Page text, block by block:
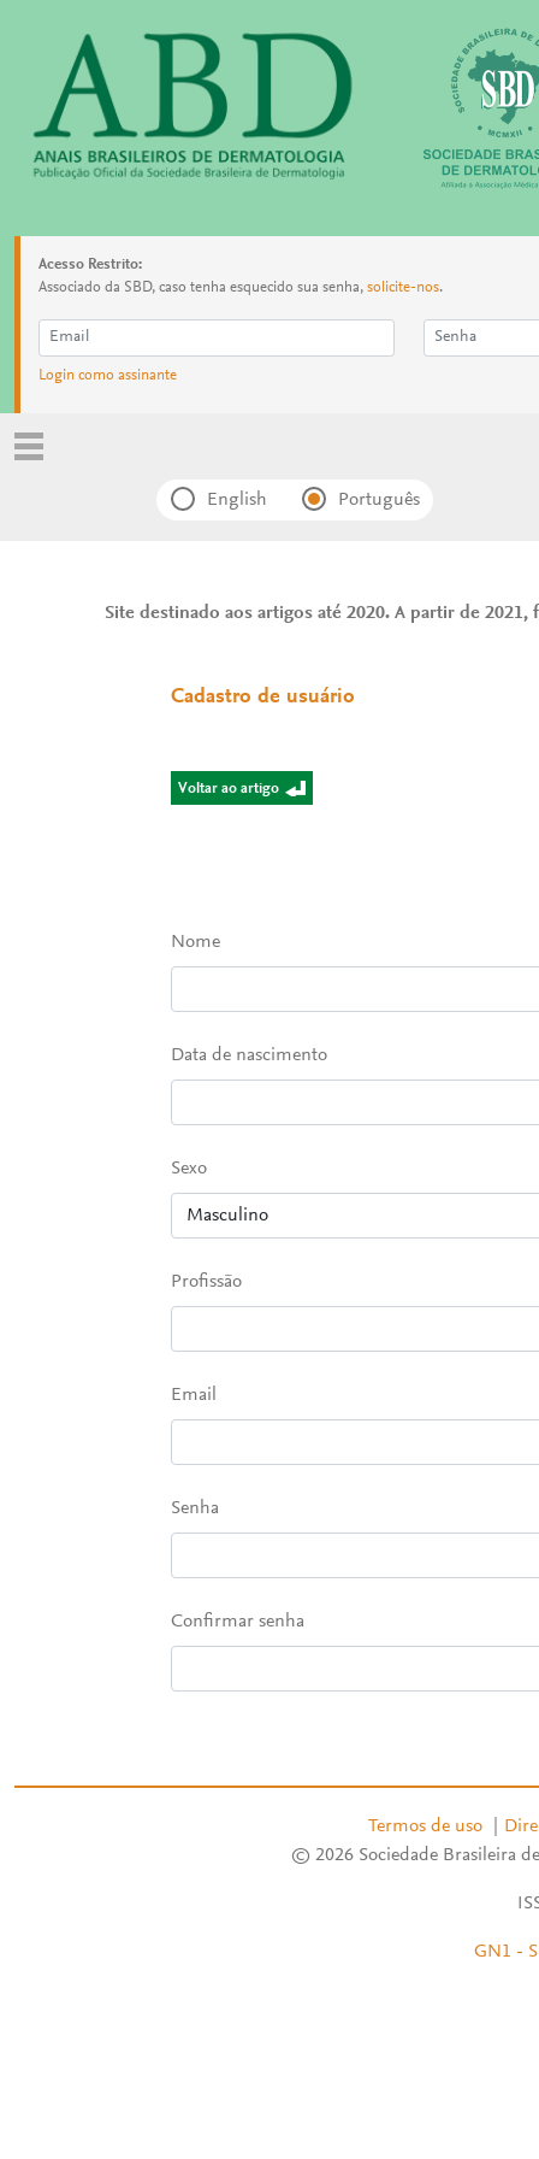
Acesso Restrito:
Associado da SBD, caso tenha esquecido sua senha, solicite-nos.
Login como assinante
English Português
Site destinado aos artigos até 2020. A partir de
Cadastro de usuário
Voltar ao artigo
Nome
Data de nascimento
Sexo
Profissão
Email
Senha
Confirmar senha
Termos de uso
© 2026 Sociedade Brasileira
GN1 -